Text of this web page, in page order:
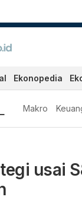
Ekonopedia
Makro
usai